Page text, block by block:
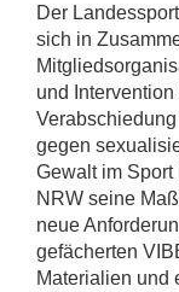
Der
sich in
und
gegen
Gewalt im Sport
NRW seine
neue
gefächerten
Materialien und